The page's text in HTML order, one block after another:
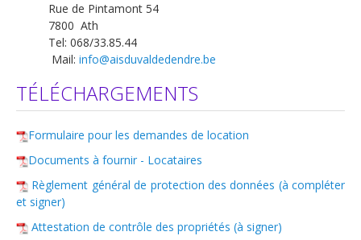
Rue de Pintamont 54
7800 Ath
Tel: 068/33.85.44
Mail: info@aisduvaldedendre.be
TÉLÉCHARGEMENTS
Formulaire pour les demandes de location
Documents à fournir - Locataires
Règlement général de protection des données (à compléter
et signer)
Attestation de contrôle des propriétés (à signer)